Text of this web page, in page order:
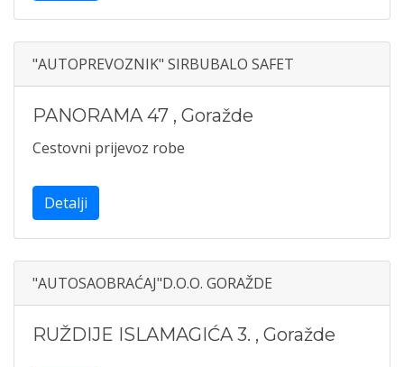
"AUTOPREVOZNIK" SIRBUBALO SAFET
PANORAMA 47 , Goražde
Cestovni prijevoz robe
Detalji
"AUTOSAOBRAĆAJ"D.O.O. GORAŽDE
RUŽDIJE ISLAMAGIĆA 3. , Goražde